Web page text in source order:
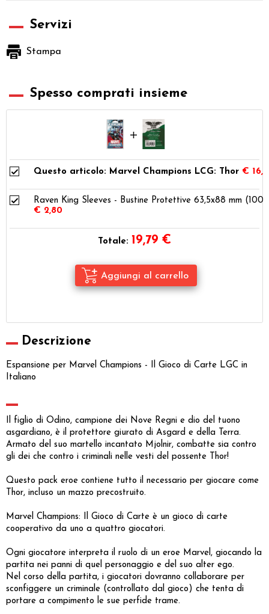
Servizi
Stampa
Spesso comprati insieme
Questo articolo: Marvel Champions LCG: Thor €
Raven King Sleeves - Bustine Protettive 63,5x88 mm (100)
€ 2,80
Totale: 19,79 €
Descrizione
Espansione per Marvel Champions - Il Gioco di Carte LGC in
Italiano
Il figlio di Odino, campione dei Nove Regni e dio del tuono
asgardiano, è il protettore giurato di Asgard e della Terra.
Armato del suo martello incantato Mjolnir, combatte sia contro
gli dei che contro i criminali nelle vesti del possente Thor!
Questo pack eroe contiene tutto il necessario per giocare come
Thor, incluso un mazzo precostruito.
Marvel Champions: Il Gioco di Carte è un gioco di carte
cooperativo da uno a quattro giocatori.
Ogni giocatore interpreta il ruolo di un eroe Marvel, giocando la
partita nei panni di quel personaggio e del suo alter ego.
Nel corso della partita, i giocatori dovranno collaborare per
sconfiggere un criminale (controllato dal gioco) che tenta di
portare a compimento le sue perfide trame.